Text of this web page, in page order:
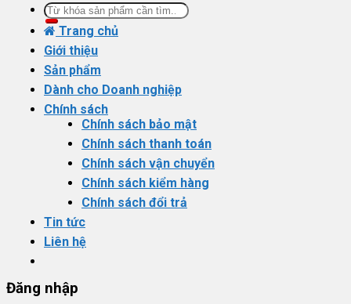
Tìm
kiếm:Trang chủ
Giới thiệu
Sản phẩm
Dành cho Doanh nghiệp
Chính sách
Chính sách bảo mật
Chính sách thanh toán
Chính sách vận chuyển
Chính sách kiểm hàng
Chính sách đổi trả
Tin tức
Liên hệ
Đăng nhập